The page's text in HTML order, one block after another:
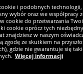
i podobnych
wybór oraz we
cookie do przetwarzania
cookie oprócz tych
znajdziesz w naszym
zgodę ze skutkiem na
gdzie nie gwarantuje się
Więcej informacji